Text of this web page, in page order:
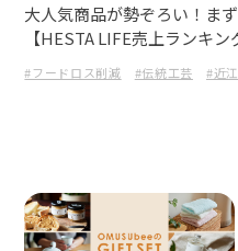
大人気商品が勢ぞろい！ま
【HESTA LIFE売上ランキン
#フードロス削減 #伝統工芸 #近